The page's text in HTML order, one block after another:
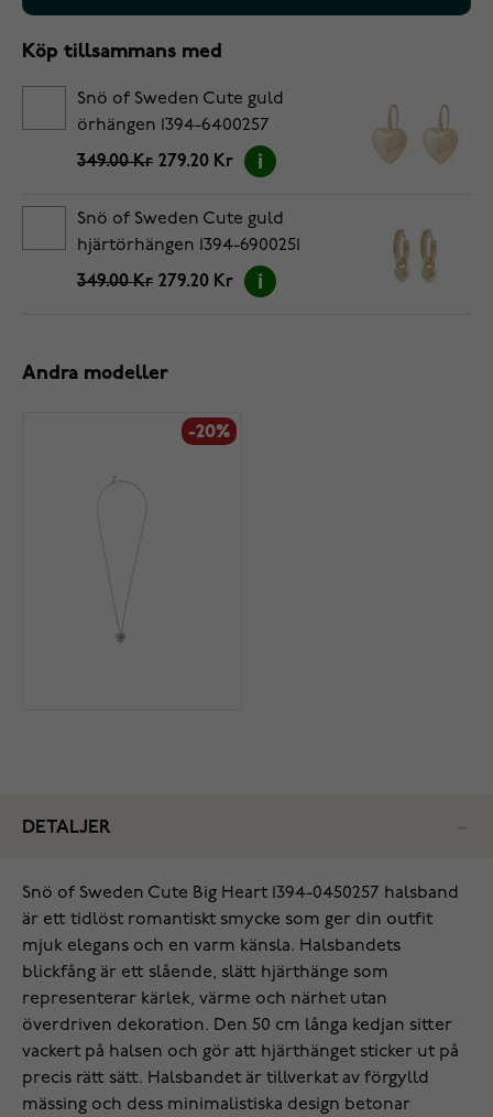
Köp tillsammans med
Snö of Sweden Cute guld
örhängen 1394-6400257
349.00 Kr 279.20 Kr
Snö of Sweden Cute guld
hjärtörhängen 1394-6900251
349.00 Kr 279.20 Kr
Andra modeller
-20%
DETALJER
Snö of Sweden Cute Big Heart 1394-0450257 halsband
är ett tidlöst romantiskt smycke som ger din outfit
mjuk elegans och en varm känsla. Halsbandets
blickfång är ett slående, slätt hjärthänge som
representerar kärlek, värme och närhet utan
överdriven dekoration. Den 50 cm långa kedjan sitter
vackert på halsen och gör att hjärthänget sticker ut på
precis rätt sätt. Halsbandet är tillverkat av förgylld
mässing och dess minimalistiska design betonar